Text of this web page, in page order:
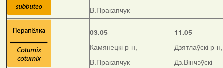
В.Пракапчук
03.05
Камянецкі р-н,
В.Пракапчук
11.05
Дзятлаўскі р-н,
Дз.Вінчэўскі